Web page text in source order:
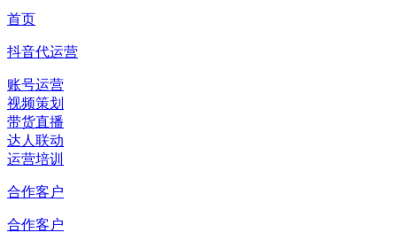
首页
抖音代运营
账号运营
视频策划
带货直播
达人联动
运营培训
合作客户
合作客户